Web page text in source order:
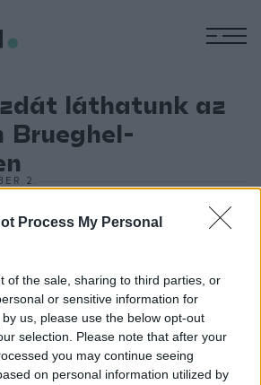
Process My Personal
of the sale, sharing to third parties, or
or sensitive information for
us, please use the below opt-out
selection. Please note that after your
you may continue seeing
on personal information utilized by
láthatunk az
Brueghel-
2.
volt, aki 1950-ben vette mai
festmény, amelyen egy fa alatt
felesége látható, százezer eurót (24
A kép nagyjából 1620 körül